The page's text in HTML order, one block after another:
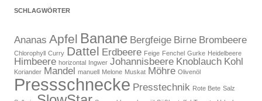
SCHLAGWÖRTER
Ananas Apfel Banane Bergfeige Birne Brombeere
Chlorophyll Curry Dattel Erdbeere Feige Fenchel Gurke Heidelbeere
Himbeere horizontal Ingwer Johannisbeere Knoblauch Kohl
Koriander Mandel manuell Melone Muskat Möhre Olivenöl
Pressschnecke Presstechnik Rote Bete Salz